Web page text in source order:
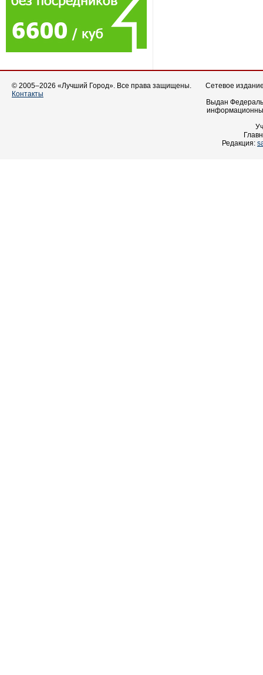
© 2005–2026 «Лучший Город». Все права защищены.
Контакты
Сетевое
Выдан
Редакция: